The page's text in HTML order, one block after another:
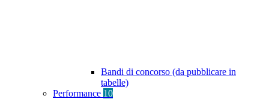
Bandi di concorso (da pubblicare in
tabelle)
Performance 10